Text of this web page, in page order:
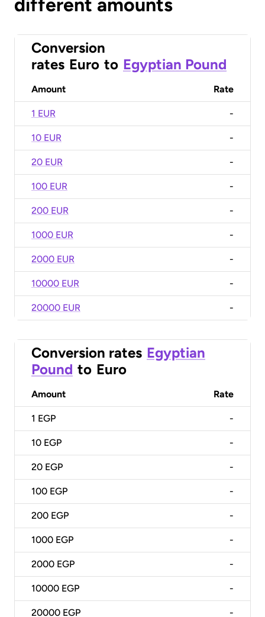
different amounts
Conversion
rates Euro to Egyptian Pound
Amount Rate
1 EUR -
10 EUR -
20 EUR -
100 EUR -
200 EUR -
1000 EUR -
2000 EUR -
10000 EUR -
20000 EUR -
Conversion rates Egyptian
Pound to Euro
Amount Rate
1 EGP -
10 EGP -
20 EGP -
100 EGP -
200 EGP -
1000 EGP -
2000 EGP -
10000 EGP -
20000 EGP -